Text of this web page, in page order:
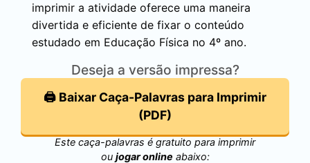
imprimir a atividade oferece uma maneira
divertida e eficiente de fixar o conteúdo
estudado em Educação Física no 4º ano.
Deseja a versão impressa?
🖨️ Baixar Caça-Palavras para Imprimir
(PDF)
Este caça-palavras é gratuito para imprimir
ou jogar online abaixo: